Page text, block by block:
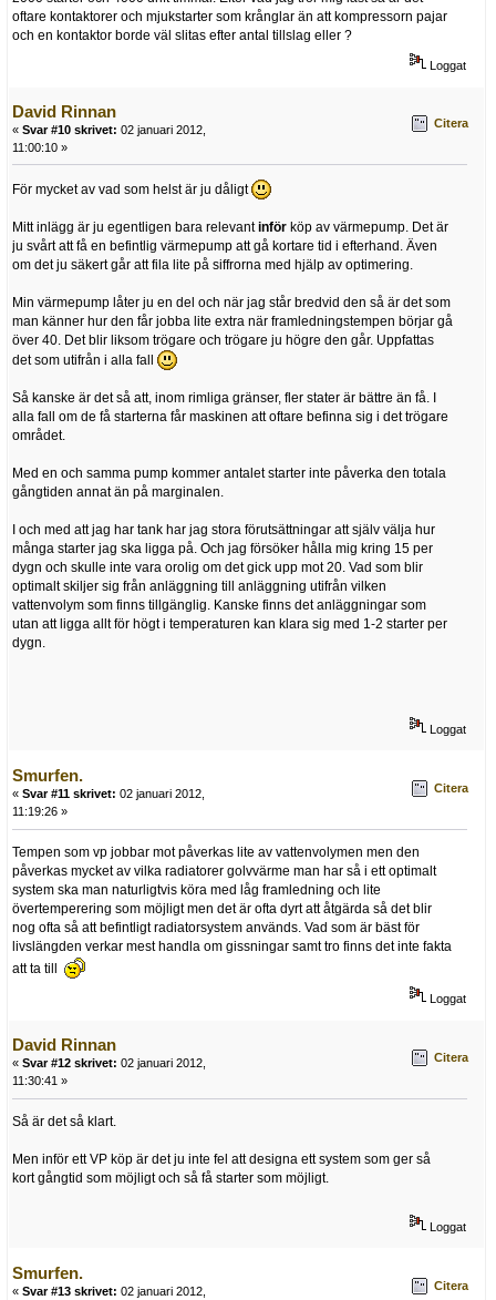
oftare kontaktorer och mjukstarter som krånglar än att kompressorn pajar
och en kontaktor borde väl slitas efter antal tillslag eller ?
Loggat
David Rinnan
« Svar #10 skrivet: 02 januari 2012,
11:00:10 »
Citera
För mycket av vad som helst är ju dåligt
Mitt inlägg är ju egentligen bara relevantinför köp av värmepump. Det är
ju svårt att få en befintlig värmepump att gå kortare tid i efterhand. Även
om det ju säkert går att fila lite på siffrorna med hjälp av optimering.
Min värmepump låter ju en del och när jag står bredvid den så är det som
man känner hur den får jobba lite extra när framledningstempen börjar gå
över 40. Det blir liksom trögare och trögare ju högre den går. Uppfattas
det som utifrån i alla fall
Så kanske är det så att, inom rimliga gränser, fler stater är bättre än få. I
alla fall om de få starterna får maskinen att oftare befinna sig i det trögare
området.
Med en och samma pump kommer antalet starter inte påverka den totala
gångtiden annat än på marginalen.
I och med att jag har tank har jag stora förutsättningar att själv välja hur
många starter jag ska ligga på. Och jag försöker hålla mig kring 15 per
dygn och skulle inte vara orolig om det gick upp mot 20. Vad som blir
optimalt skiljer sig från anläggning till anläggning utifrån vilken
vattenvolym som finns tillgänglig. Kanske finns det anläggningar som
utan att ligga allt för högt i temperaturen kan klara sig med 1-2 starter per
dygn.
Loggat
Smurfen.
« Svar #11 skrivet: 02 januari 2012,
11:19:26 »
Citera
Tempen som vp jobbar mot påverkas lite av vattenvolymen men den
påverkas mycket av vilka radiatorer golvvärme man har så i ett optimalt
system ska man naturligtvis köra med låg framledning och lite
övertemperering som möjligt men det är ofta dyrt att åtgärda så det blir
nog ofta så att befintligt radiatorsystem används. Vad som är bäst för
livslängden verkar mest handla om gissningar samt tro finns det inte fakta
att ta till
Loggat
David Rinnan
« Svar #12 skrivet: 02 januari 2012,
11:30:41 »
Citera
Så är det så klart.
Men inför ett VP köp är det ju inte fel att designa ett system som ger så
kort gångtid som möjligt och så få starter som möjligt.
Loggat
Smurfen.
« Svar #13 skrivet: 02 januari 2012,
Citera